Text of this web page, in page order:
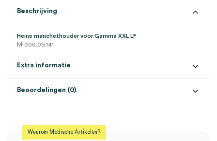
aantal
Beschrijving
Heine manchethouder voor Gamma XXL LF
M-000.09.141
Extra informatie
Steriel onsteriel
Beoordelingen (0)
Er zijn nog geen beoordelingen.
Waarom Medische Artikelen?